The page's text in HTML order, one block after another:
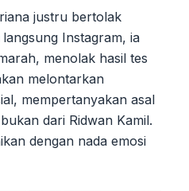
justru bertolak
Instagram, ia
menolak hasil tes
melontarkan
mempertanyakan asal
dari Ridwan Kamil.
dengan nada emosi